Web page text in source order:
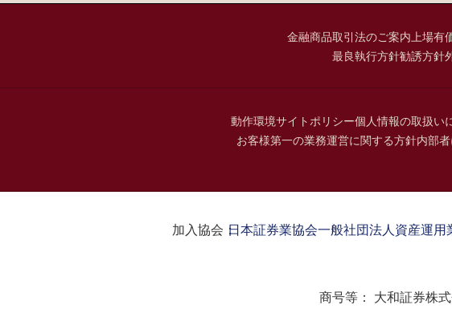
金融商品取引法のご案内 上場
最良執行方針勧誘方針
動作環境サイトポリシー個人情報の取扱い
お客様第一の業務運営に関する方針内部
加入協会：日本証券業協会一般社団法人資産運用
商号等： 大和証券株